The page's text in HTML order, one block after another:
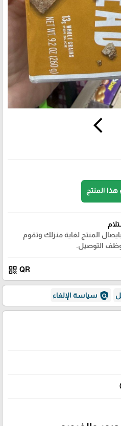
arrow_back_ios
المنتج
المنتج لغاية منزلك وتقوم
التوصيل.
QR
qr_code
policy سياسة الإلغاء